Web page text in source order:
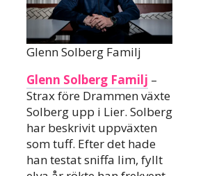
Glenn Solberg Familj
Glenn Solberg Familj –
Strax före Drammen växte
Solberg upp i Lier. Solberg
har beskrivit uppväxten
som tuff. Efter det hade
han testat sniffa lim, fyllt